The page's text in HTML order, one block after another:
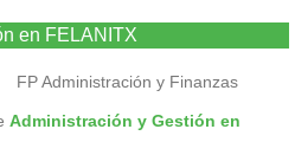
en FELANITX
FP Administración y Finanzas
Administración y Gestión en